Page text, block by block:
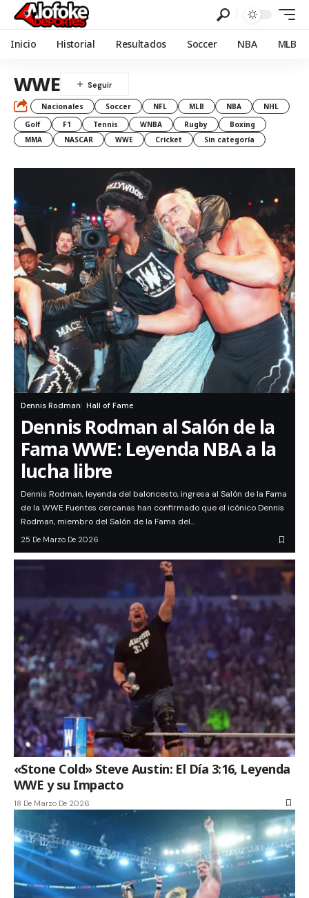
Inicio Historial Resultados Soccer NBA MLB
WWE
Nacionales Soccer NFL MLB NBA
NHL
Golf
F1 Tennis WNBA Rugby
Boxing
MMA
NASCAR WWE Cricket Sin categoría
Dennis Rodman Hall of Fame
Dennis Rodman al Salón de la
Fama WWE: Leyenda NBA a la
lucha libre
Dennis Rodman, leyenda del baloncesto, ingresa al Salón de la Fama
de la WWE Fuentes cercanas han confirmado que el icónico Dennis
Rodman, miembro del Salón de la Fama del…
25 De Marzo De 2026
«Stone Cold» Steve Austin: El Día 3:16, Leyenda
WWE y su Impacto
18 De Marzo De 2026